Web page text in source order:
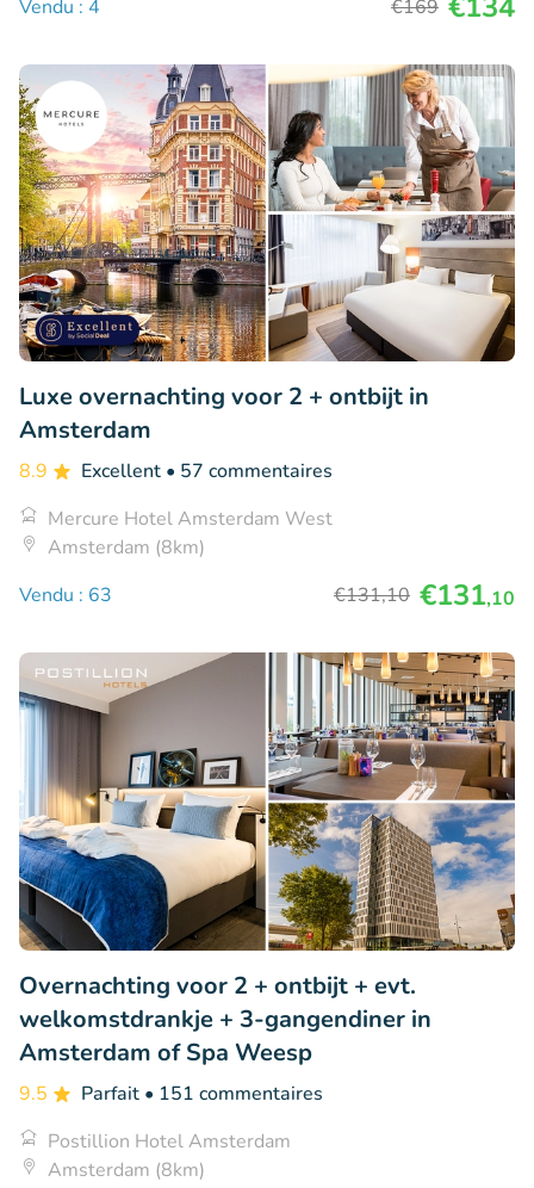
Vendu : 4 €169
Luxe overnachting voor 2 + ontbijt in
Amsterdam
8.9 Excellent • 57 commentaires
Mercure Hotel Amsterdam West
Amsterdam (8km)
Vendu : 63
€131,10 €131,10
Overnachting voor 2 + ontbijt + evt.
welkomstdrankje + 3-gangendiner in
Amsterdam of Spa Weesp
9.5 Parfait • 151 commentaires
Postillion Hotel Amsterdam
Amsterdam (8km)